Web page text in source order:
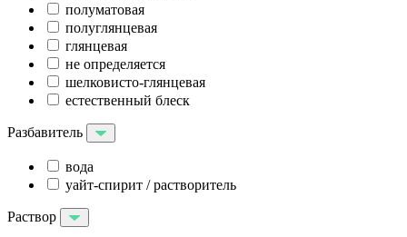
полуматовая
полуглянцевая
глянцевая
не определяется
шелковисто-глянцевая
естественный блеск
Разбавитель
вода
уайт-спирит / растворитель
Раствор